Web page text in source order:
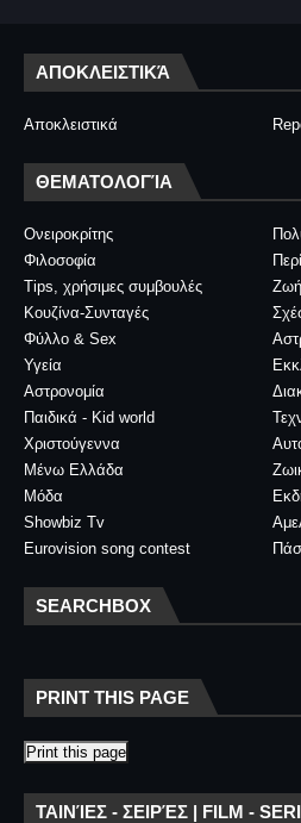
ΑΠΟΚΛΕΙΣΤΙΚΆ
Αποκλειστικά
ΘΕΜΑΤΟΛΟΓΊΑ
Ονειροκρίτης
Φιλοσοφία
Tips, χρήσιμες συμβουλές
Ζωή
Κουζίνα-Συνταγές
Φύλλο & Sex
Υγεία
Αστρονομία
Παιδικά - Kid world
Χριστούγεννα
Μένω Ελλάδα
Μόδα
Showbiz Tv
Eurovision song contest
SEARCHBOX
PRINT THIS PAGE
Print this page
ΤΑΙΝΊΕΣ - ΣΕΙΡΈΣ | FILM -